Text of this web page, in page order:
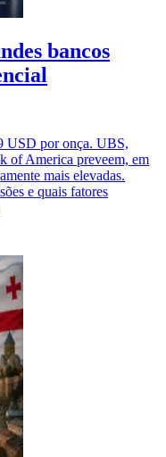
bancos
USD por onça. UBS,
of America preveem, em
mais elevadas.
e quais fatores